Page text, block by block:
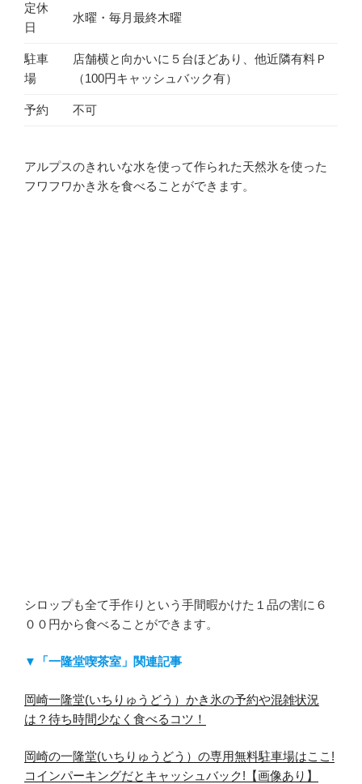
定休
日
水曜・毎月最終木曜
駐車
場
店舗横と向かいに５台ほどあり、他近隣有料Ｐ
（100円キャッシュバック有）
予約 不可
アルプスのきれいな水を使って作られた天然氷を使った
フワフワかき氷を食べることができます。
シロップも全て手作りという手間暇かけた１品の割に６
００円から食べることができます。
▼「一隆堂喫茶室」関連記事
岡崎一隆堂(いちりゅうどう）かき氷の予約や混雑状況
は？待ち時間少なく食べるコツ！
岡崎の一隆堂(いちりゅうどう）の専用無料駐車場はここ!
コインパーキングだとキャッシュバック!【画像あり】